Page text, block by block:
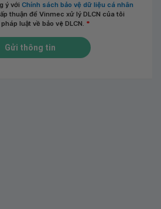
ý với Chính sách bảo vệ dữ liệu cá nhân
thuận để Vinmec xử lý DLCN của tôi
luật về bảo vệ DLCN. *
Gửi thông tin